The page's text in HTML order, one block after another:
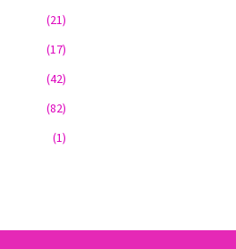
(21)
(17)
(42)
(82)
(1)